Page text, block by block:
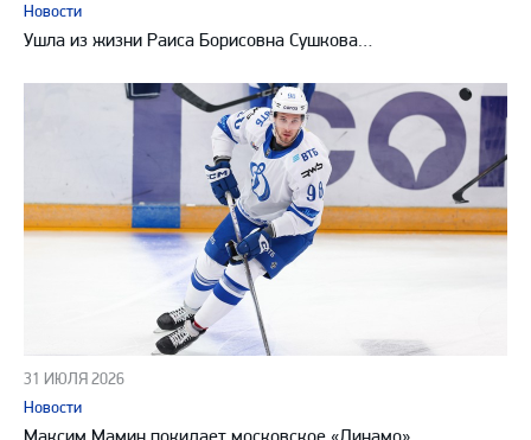
Новости
Ушла из жизни Раиса Борисовна Сушкова…
31 ИЮЛЯ 2026
Новости
Максим Мамин покидает московское «Динамо»